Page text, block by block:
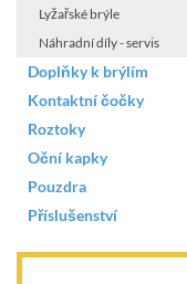
Lyžařské brýle
Náhradní díly - servis
Doplňky k brýlím
Kontaktní čočky
Roztoky
Oční kapky
Pouzdra
Příslušenství